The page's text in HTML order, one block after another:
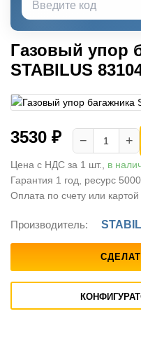
Газовый упор
STABILUS
3530 ₽ − +
Цена с НДС за 1 шт., в
Гарантия 1 год, ресурс
Оплата по счету или
Производитель: